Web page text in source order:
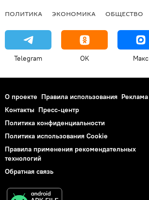
ПОЛИТИКА ЭКОНОМИКА ОБЩЕСТВО
Telegram OK Макс
О проекте Правила использования Реклама
Контакты Пресс-центр
Политика конфиденциальности
Политика использования Cookie
Правила применения рекомендательных
технологий
Обратная связь